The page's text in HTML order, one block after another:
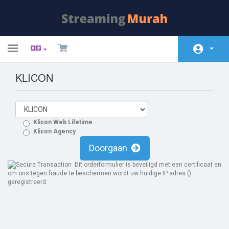
Toggle
Home
Nieuws & Aankondigingen
Neem contact op met ons
KLICON
Klicon Web Lifetime
Klicon Agency
Doorgaan
Dit orderformulier is beveiligd met een certificaat en
om ons tegen fraude te beschermen wordt uw huidige IP adres ()
geregistreerd.